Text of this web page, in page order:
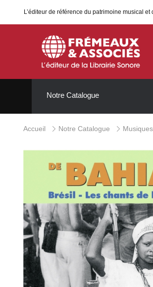
L’éditeur de référence du patrimoine musical
Notre Catalogue
Accueil Notre Catalogue